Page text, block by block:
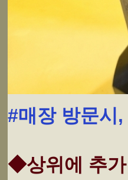
#매장 방문시
◆상위에 추가